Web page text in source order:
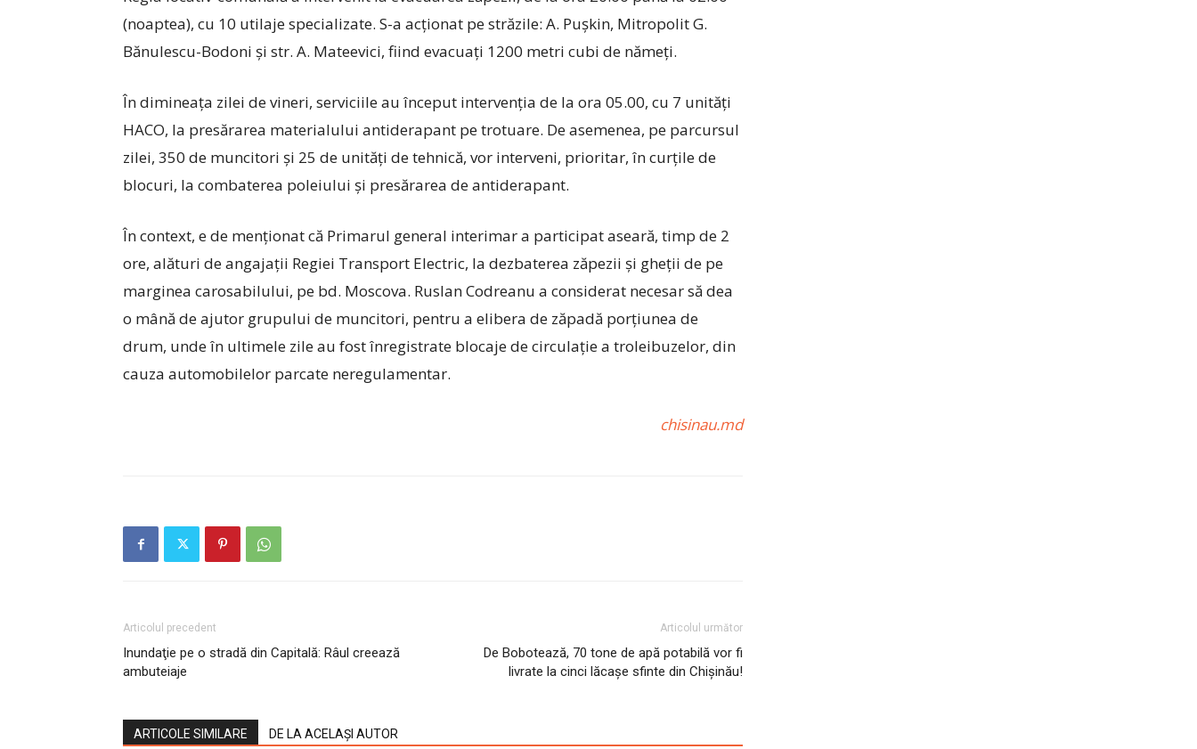
(noaptea), cu 10 utilaje specializate. S-a acționat pe străzile: A. Pușkin, Mitropolit G.
Bănulescu-Bodoni și str. A. Mateevici, fiind evacuați 1200 metri cubi de nămeți.
În dimineața zilei de vineri, serviciile au început intervenția de la ora 05.00, cu 7 unități
HACO, la presărarea materialului antiderapant pe trotuare. De asemenea, pe parcursul
zilei, 350 de muncitori și 25 de unități de tehnică, vor interveni, prioritar, în curțile de
blocuri, la combaterea poleiului și presărarea de antiderapant.
În context, e de menționat că Primarul general interimar a participat aseară, timp de 2
ore, alături de angajații Regiei Transport Electric, la dezbaterea zăpezii și gheții de pe
marginea carosabilului, pe bd. Moscova. Ruslan Codreanu a considerat necesar să dea
o mână de ajutor grupului de muncitori, pentru a elibera de zăpadă porțiunea de
drum, unde în ultimele zile au fost înregistrate blocaje de circulație a troleibuzelor, din
cauza automobilelor parcate neregulamentar.
chisinau.md
Articolul precedent
Inundaţie pe o stradă din Capitală: Râul creează
ambuteiaje
Articolul următor
De Bobotează, 70 tone de apă potabilă vor fi
livrate la cinci lăcașe sfinte din Chișinău!
ARTICOLE SIMILARE DE LA ACELAȘI AUTOR